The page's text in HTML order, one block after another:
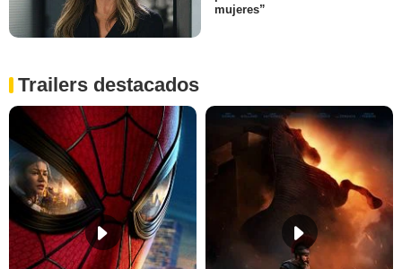
mujeres”
Trailers destacados